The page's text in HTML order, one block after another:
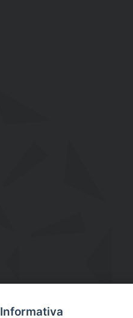
Informativa